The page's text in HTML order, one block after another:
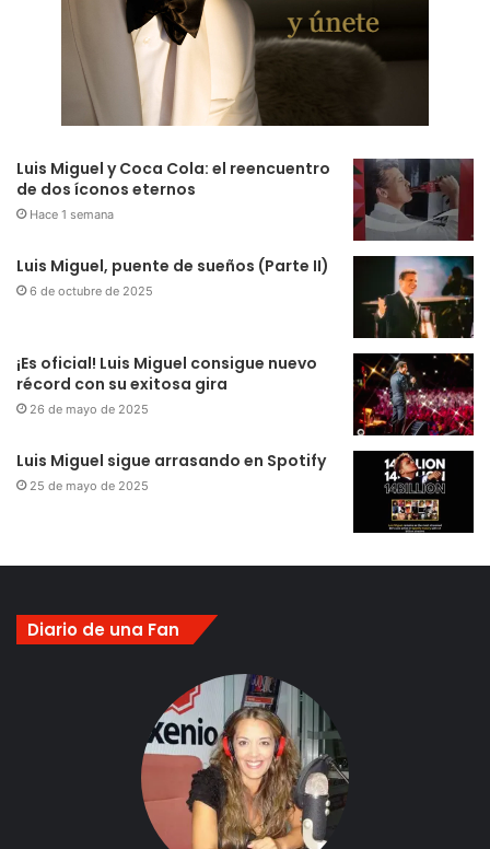
Luis Miguel y Coca Cola: el reencuentro
de dos íconos eternos
Hace 1 semana
Luis Miguel, puente de sueños (Parte II)
6 de octubre de 2025
¡Es oficial! Luis Miguel consigue nuevo
récord con su exitosa gira
26 de mayo de 2025
Luis Miguel sigue arrasando en Spotify
25 de mayo de 2025
Diario de una Fan